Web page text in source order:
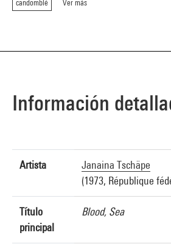
candomblé Ver más
Información
Artista
Janaina Tschäpe
(1973, République
Título
principal
Blood, Sea